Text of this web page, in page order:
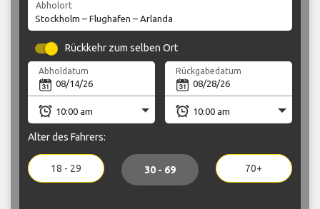
Abholort
Rückkehr zum selben Ort
Abholdatum Rückgabedatum
Alter des Fahrers:
18 - 29 30 - 69 70+